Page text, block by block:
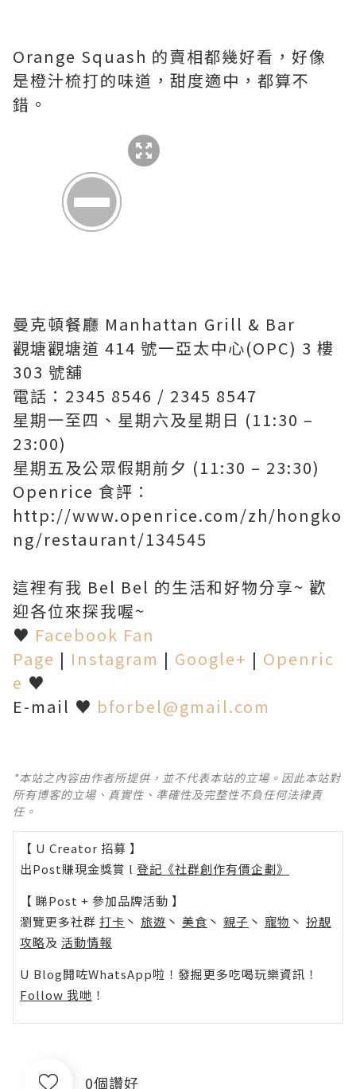
Orange Squash 的賣相都幾好看，好像
是橙汁梳打的味道，甜度適中，都算不
錯。
曼克頓餐廳 Manhattan Grill & Bar
觀塘觀塘道 414 號一亞太中心(OPC) 3 樓
303 號舖
電話：2345 8546 / 2345 8547
星期一至四、星期六及星期日 (11:30 –
23:00)
星期五及公眾假期前夕 (11:30 – 23:30)
Openrice 食評：
http://www.openrice.com/zh/hongko
ng/restaurant/134545
這裡有我 Bel Bel 的生活和好物分享~ 歡
迎各位來探我喔~
♥ Facebook Fan
Page | Instagram | Google+ | Openric
e ♥
E-mail ♥ bforbel@gmail.com
*本站之內容由作者所提供，並不代表本站的立場。因此本站對
所有博客的立場、真實性、準確性及完整性不負任何法律責
任。
【 U Creator 招募 】
出Post賺現金獎賞 l 登記《社群創作有價企劃》
【 睇Post + 參加品牌活動 】
瀏覽更多社群 打卡 丶 旅遊 丶 美食 丶 親子 丶 寵物 丶 扮靚
攻略及 活動情報
U Blog開咗WhatsApp啦！發掘更多吃喝玩樂資訊！
Follow 我哋 ！
0個讚好